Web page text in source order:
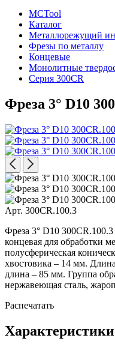
MCTool
Каталог
Металлорежущий
Фрезы по металлу
Концевые
Монолитные
Серия 300CR
Фреза 3° D10
Арт. 300CR.100.3
Фреза 3° D10
концевая для обработки
полусферическая
хвостовика – 14 мм.
длина – 85 мм. Группа
нержавеющая сталь,
Распечатать